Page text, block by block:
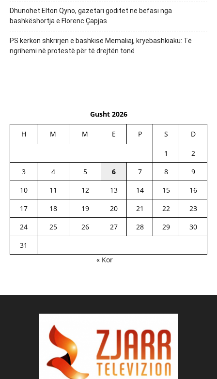
Dhunohet Elton Qyno, gazetari goditet në befasi nga
bashkëshortja e Florenc Çapjas
PS kërkon shkrirjen e bashkisë Memaliaj, kryebashkiaku: Të
ngrihemi në protestë për të drejtën tonë
Gusht 2026
H M M E P S D
1
2
3
4 5 6 7 8
9
10
11 12 13 14 15
16
17
18 19 20 21 22
23
24
25 26 27 28 29
30
31
« Kor